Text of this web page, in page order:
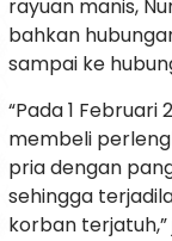
rayuan manis,
bahkan
sampai ke
“Pada 1
membeli
pria dengan
sehingga
korban terjatuh,”